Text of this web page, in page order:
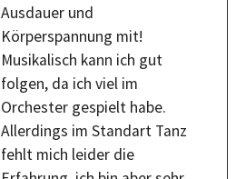
Ausdauer und
Körperspannung mit!
Musikalisch kann ich gut
folgen, da ich viel im
Orchester gespielt habe.
Allerdings im Standart Tanz
fehlt mich leider die